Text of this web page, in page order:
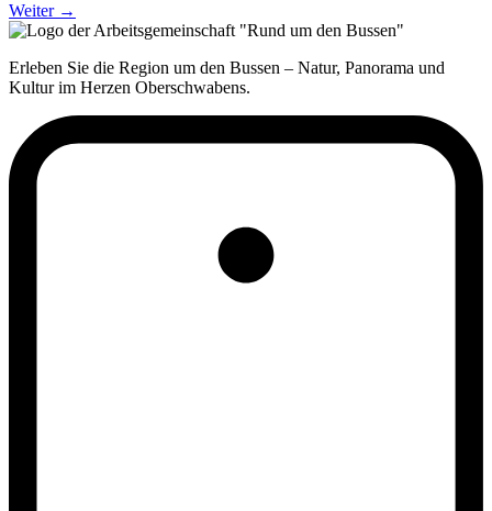
Weiter →
Erleben Sie die Region um den Bussen – Natur, Panorama und
Kultur im Herzen Oberschwabens.